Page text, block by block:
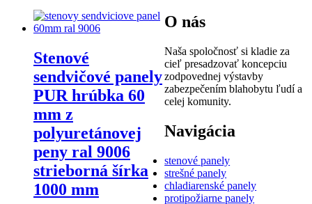
Stenové
sendvičové panely
PUR hrúbka 60
mm z
polyuretánovej
peny ral 9006
strieborná šírka
1000 mm
O nás
Naša spoločnosť si kladie za
cieľ presadzovať koncepciu
zodpovednej výstavby
zabezpečením blahobytu ľudí a
celej komunity.
Navigácia
stenové panely
strešné panely
chladiarenské panely
protipožiarne panely